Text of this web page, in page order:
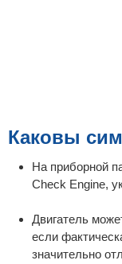
Каковы
На приборной
Check Engine,
Двигатель
если
значительно